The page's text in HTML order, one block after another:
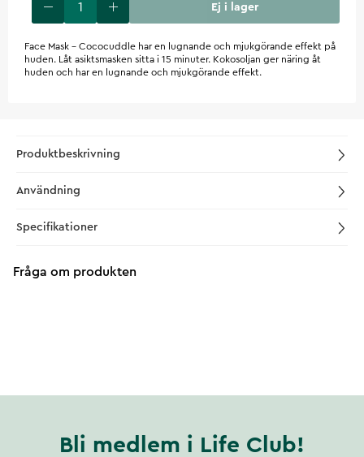
Ej i lager
Face Mask - Cococuddle har en lugnande och mjukgörande effekt på
huden. Låt asiktsmasken sitta i 15 minuter. Kokosoljan ger näring åt
huden och har en lugnande och mjukgörande effekt.
Produktbeskrivning
Användning
Specifikationer
Fråga om produkten
Bli medlem i Life Club!